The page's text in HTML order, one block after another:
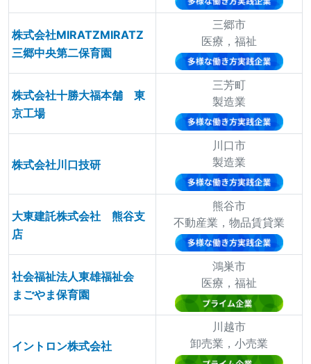
株式会社MIRATZMIRATZ
三郷中央第二保育園
三郷市
医療，福祉
株式会社十勝大福本舗 東
京工場
三芳町
製造業
株式会社川口技研
川口市
製造業
大東建託株式会社 熊谷支
店
熊谷市
不動産業，物品賃貸業
社会福祉法人東雄福祉会
まごやま保育園
鴻巣市
医療，福祉
イントロン株式会社
川越市
卸売業，小売業